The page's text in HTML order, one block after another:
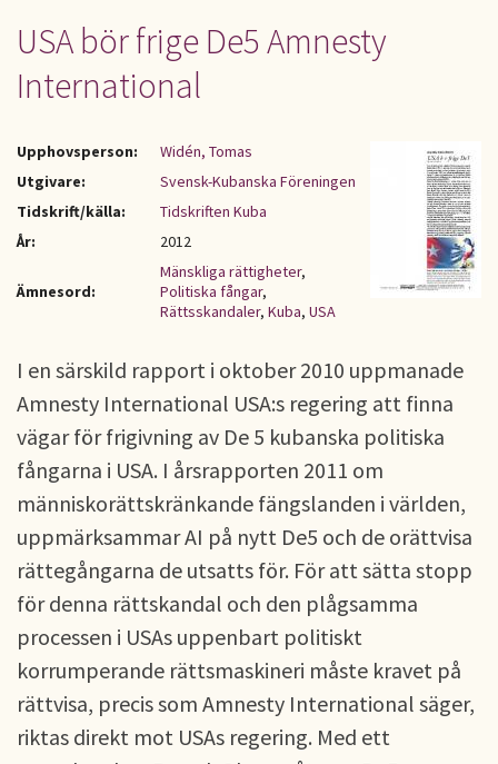
USA bör frige De5 Amnesty
International
Upphovsperson:
Widén, Tomas
Utgivare:
Svensk-Kubanska Föreningen
Tidskrift/källa:
Tidskriften Kuba
År:
2012
Ämnesord:
Mänskliga rättigheter,
Politiska fångar,
Rättsskandaler, Kuba, USA
I en särskild rapport i oktober 2010 uppmanade
Amnesty International USA:s regering att finna
vägar för frigivning av De 5 kubanska politiska
fångarna i USA. I årsrapporten 2011 om
människorättskränkande fängslanden i världen,
uppmärksammar AI på nytt De5 och de orättvisa
rättegångarna de utsatts för. För att sätta stopp
för denna rättskandal och den plågsamma
processen i USAs uppenbart politiskt
korrumperande rättsmaskineri måste kravet på
rättvisa, precis som Amnesty International säger,
riktas direkt mot USAs regering. Med ett